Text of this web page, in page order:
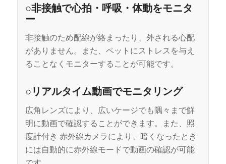
○非接触で心拍・呼吸・体動をモニタ
ー
非接触のため配線が絡まったり、外される心配
がありません。また、ペットにストレスを与え
ることなくモニターすることが可能です。
○リアルタイム動画でモニタリング
広角レンズにより、広いケージでも隅々まで鮮
明に動画で確認することができます。また、照
度計付き 赤外線カメラにより、暗くなったとき
には自動的に赤外線モードで動画の確認が可能